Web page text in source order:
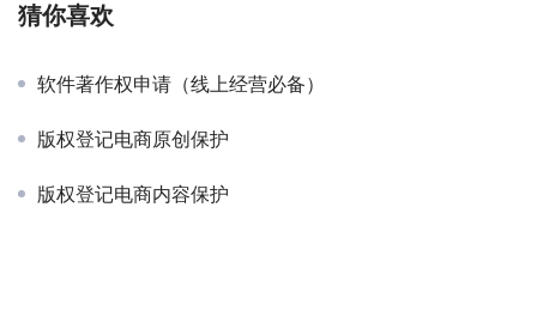
猜你喜欢
软件著作权申请（线上经营必备）
版权登记电商原创保护
版权登记电商内容保护